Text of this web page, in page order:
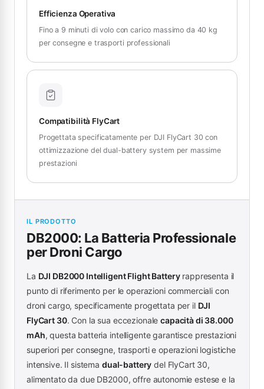
Efficienza Operativa
Fino a 9 minuti di volo con carico massimo da 40 kg
per consegne e trasporti professionali
Compatibilità FlyCart
Progettata specificatamente per DJI FlyCart 30 con
ottimizzazione del dual-battery system per massime
prestazioni
IL PRODOTTO
DB2000: La Batteria Professionale
perDroni Cargo
La DJI DB2000 Intelligent Flight Batteryrappresenta il
punto di riferimento per le operazioni commerciali con
droni cargo, specificamente progettata per il DJI
FlyCart 30. Con la sua eccezionalecapacità di 38.000
mAh, questa batteria intelligente garantisce prestazioni
superiori per consegne, trasporti e operazioni logistiche
intensive. Il sistema dual-battery del FlyCart 30,
alimentato da due DB2000, offre autonomie estese e la